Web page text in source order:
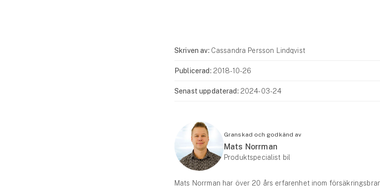
Skriven av: Cassandra Persson Lindqvist
Publicerad: 2018-10-26
Senast uppdaterad: 2024-03-24
Granskad och godkänd av
Mats Norrman
Produktspecialist bil
Mats Norrman har över 20 års erfarenhet inom